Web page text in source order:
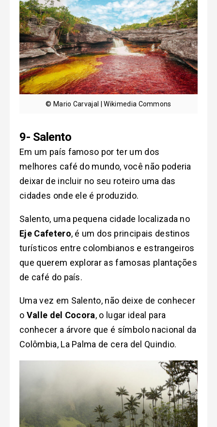
© Mario Carvajal | Wikimedia Commons
9- Salento
Em um país famoso por ter um dos
melhores café do mundo, você não poderia
deixar de incluir no seu roteiro uma das
cidades onde ele é produzido.
Salento, uma pequena cidade localizada no
Eje Cafetero, é um dos principais destinos
turísticos entre colombianos e estrangeiros
que querem explorar as famosas plantações
de café do país.
Uma vez em Salento, não deixe de conhecer
o Valle del Cocora, o lugar ideal para
conhecer a árvore que é símbolo nacional da
Colômbia, La Palma de cera del Quindio.